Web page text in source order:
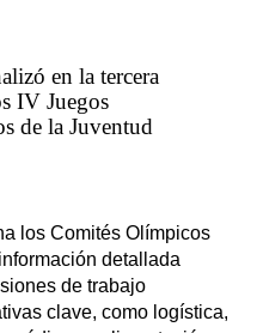
en la tercera
IV Juegos
de la Juventud
los Comités Olímpicos
detallada
de trabajo
clave, como logística,